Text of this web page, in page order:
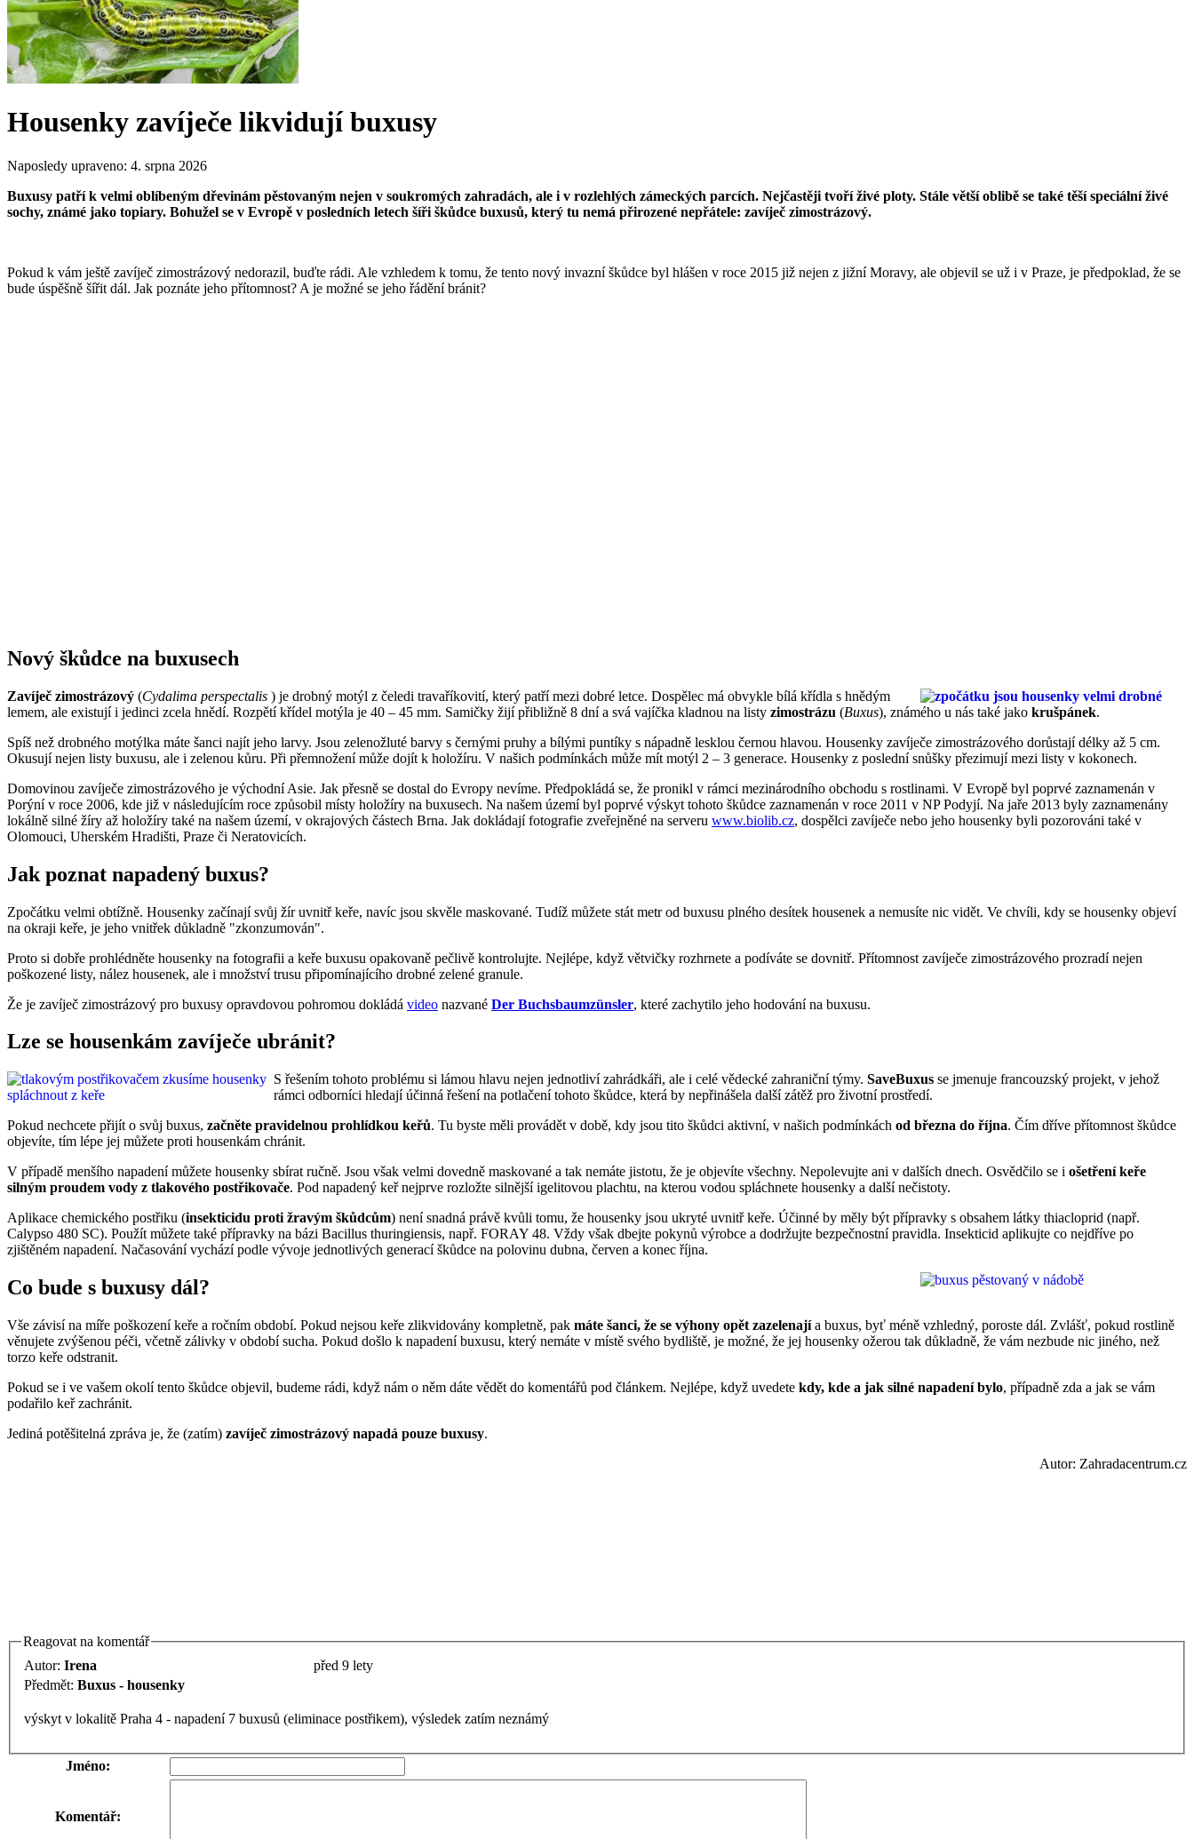
Housenky zavíječe likvidují buxusy
Naposledy upraveno: 4. srpna 2026
Buxusy patří k velmi oblíbeným dřevinám pěstovaným nejen v soukromých zahradách, ale i v rozlehlých zámeckých parcích. Nejčastěji tvoří živé ploty. Stále větší oblibě se také těší speciální živé
sochy, známé jako topiary. Bohužel se v Evropě v posledních letech šíři škůdce buxusů, který tu nemá přirozené nepřátele: zavíječ zimostrázový.
Pokud k vám ještě zavíječ zimostrázový nedorazil, buďte rádi. Ale vzhledem k tomu, že tento nový invazní škůdce byl hlášen v roce 2015 již nejen z jižní Moravy, ale objevil se už i v Praze, je předpoklad, že se
bude úspěšně šířit dál. Jak poznáte jeho přítomnost? A je možné se jeho řádění bránit?
Nový škůdce na buxusech
Zavíječ zimostrázový (Cydalima perspectalis ) je drobný motýl z čeledi travaříkovití, který patří mezi dobré letce. Dospělec má obvykle bílá křídla s hnědým
lemem, ale existují i jedinci zcela hnědí. Rozpětí křídel motýla je 40 – 45 mm. Samičky žijí přibližně 8 dní a svá vajíčka kladnou na listy zimostrázu (Buxus), známého u nás také jako krušpánek.
Spíš než drobného motýlka máte šanci najít jeho larvy. Jsou zelenožluté barvy s černými pruhy a bílými puntíky s nápadně lesklou černou hlavou. Housenky zavíječe zimostrázového dorůstají délky až 5 cm.
Okusují nejen listy buxusu, ale i zelenou kůru. Při přemnožení může dojít k holožíru. V našich podmínkách může mít motýl 2 – 3 generace. Housenky z poslední snůšky přezimují mezi listy v kokonech.
Domovinou zavíječe zimostrázového je východní Asie. Jak přesně se dostal do Evropy nevíme. Předpokládá se, že pronikl v rámci mezinárodního obchodu s rostlinami. V Evropě byl poprvé zaznamenán v
Porýní v roce 2006, kde již v následujícím roce způsobil místy holožíry na buxusech. Na našem území byl poprvé výskyt tohoto škůdce zaznamenán v roce 2011 v NP Podyjí. Na jaře 2013 byly zaznamenány
lokálně silné žíry až holožíry také na našem území, v okrajových částech Brna. Jak dokládají fotografie zveřejněné na serveru www.biolib.cz, dospělci zavíječe nebo jeho housenky byli pozorováni také v
Olomouci, Uherském Hradišti, Praze či Neratovicích.
Jak poznat napadený buxus?
Zpočátku velmi obtížně. Housenky začínají svůj žír uvnitř keře, navíc jsou skvěle maskované. Tudíž můžete stát metr od buxusu plného desítek housenek a nemusíte nic vidět. Ve chvíli, kdy se housenky objeví
na okraji keře, je jeho vnitřek důkladně "zkonzumován".
Proto si dobře prohlédněte housenky na fotografii a keře buxusu opakovaně pečlivě kontrolujte. Nejlépe, když větvičky rozhrnete a podíváte se dovnitř. Přítomnost zavíječe zimostrázového prozradí nejen
poškozené listy, nález housenek, ale i množství trusu připomínajícího drobné zelené granule.
Že je zavíječ zimostrázový pro buxusy opravdovou pohromou dokládá video nazvané Der Buchsbaumzünsler, které zachytilo jeho hodování na buxusu.
Lze se housenkám zavíječe ubránit?
S řešením tohoto problému si lámou hlavu nejen jednotliví zahrádkáři, ale i celé vědecké zahraniční týmy. SaveBuxus se jmenuje francouzský projekt, v jehož
rámci odborníci hledají účinná řešení na potlačení tohoto škůdce, která by nepřinášela další zátěž pro životní prostředí.
Pokud nechcete přijít o svůj buxus, začněte pravidelnou prohlídkou keřů. Tu byste měli provádět v době, kdy jsou tito škůdci aktivní, v našich podmínkách od března do října. Čím dříve přítomnost škůdce
objevíte, tím lépe jej můžete proti housenkám chránit.
V případě menšího napadení můžete housenky sbírat ručně. Jsou však velmi dovedně maskované a tak nemáte jistotu, že je objevíte všechny. Nepolevujte ani v dalších dnech. Osvědčilo se i ošetření keře
silným proudem vody z tlakového postřikovače. Pod napadený keř nejprve rozložte silnější igelitovou plachtu, na kterou vodou spláchnete housenky a další nečistoty.
Aplikace chemického postřiku (insekticidu proti žravým škůdcům) není snadná právě kvůli tomu, že housenky jsou ukryté uvnitř keře. Účinné by měly být přípravky s obsahem látky thiacloprid (např.
Calypso 480 SC). Použít můžete také přípravky na bázi Bacillus thuringiensis, např. FORAY 48. Vždy však dbejte pokynů výrobce a dodržujte bezpečnostní pravidla. Insekticid aplikujte co nejdříve po
zjištěném napadení. Načasování vychází podle vývoje jednotlivých generací škůdce na polovinu dubna, červen a konec října.
Co bude s buxusy dál?
Vše závisí na míře poškození keře a ročním období. Pokud nejsou keře zlikvidovány kompletně, pak máte šanci, že se výhony opět zazelenajía buxus, byť méně vzhledný, poroste dál. Zvlášť, pokud rostlině
věnujete zvýšenou péči, včetně zálivky v období sucha. Pokud došlo k napadení buxusu, který nemáte v místě svého bydliště, je možné, že jej housenky ožerou tak důkladně, že vám nezbude nic jiného, než
torzo keře odstranit.
Pokud se i ve vašem okolí tento škůdce objevil, budeme rádi, když nám o něm dáte vědět do komentářů pod článkem. Nejlépe, když uvedete kdy, kde a jak silné napadení bylo, případně zda a jak se vám
podařilo keř zachránit.
Jediná potěšitelná zpráva je, že (zatím) zavíječ zimostrázový napadá pouze buxusy.
Autor: Zahradacentrum.cz
Reagovat na komentář
Autor: Irena
před 9 lety
Předmět: Buxus - housenky
výskyt v lokalitě Praha 4 - napadení 7 buxusů (eliminace postřikem), výsledek zatím neznámý
Jméno:
Komentář: